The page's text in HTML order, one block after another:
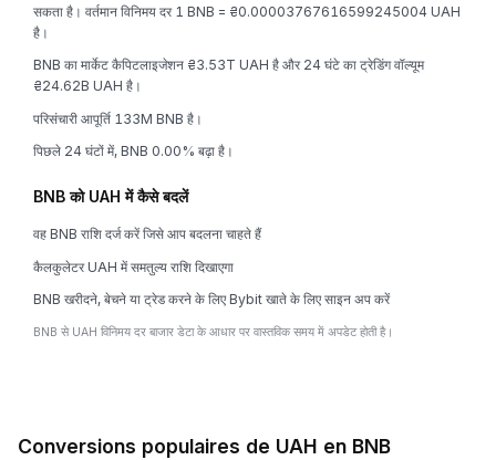
सकता है। वर्तमान विनिमय दर 1 BNB = ₴0.00003767616599245004 UAH
है।
BNB का मार्केट कैपिटलाइजेशन ₴3.53T UAH है और 24 घंटे का ट्रेडिंग वॉल्यूम
₴24.62B UAH है।
परिसंचारी आपूर्ति 133M BNB है।
पिछले 24 घंटों में, BNB 0.00% बढ़ा है।
BNB को UAH में कैसे बदलें
वह BNB राशि दर्ज करें जिसे आप बदलना चाहते हैं
कैलकुलेटर UAH में समतुल्य राशि दिखाएगा
BNB खरीदने, बेचने या ट्रेड करने के लिए Bybit खाते के लिए साइन अप करें
BNB से UAH विनिमय दर बाजार डेटा के आधार पर वास्तविक समय में अपडेट होती है।
Conversions populaires de UAH en BNB